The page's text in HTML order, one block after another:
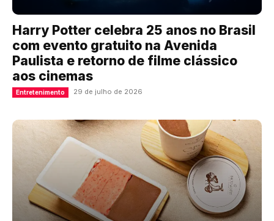
Harry Potter celebra 25 anos no Brasil
com evento gratuito na Avenida
Paulista e retorno de filme clássico
aos cinemas
Entretenimento 29 de julho de 2026